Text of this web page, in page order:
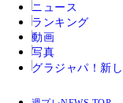
ニュース
ランキング
動画
写真
グラジャパ！ 新